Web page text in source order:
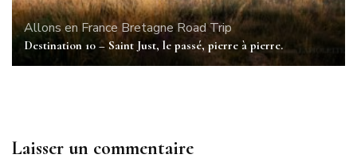
Allons en France Bretagne Road Trip
Destination 10 – Saint Just, le passé, pierre à pierre.
Laisser un commentaire